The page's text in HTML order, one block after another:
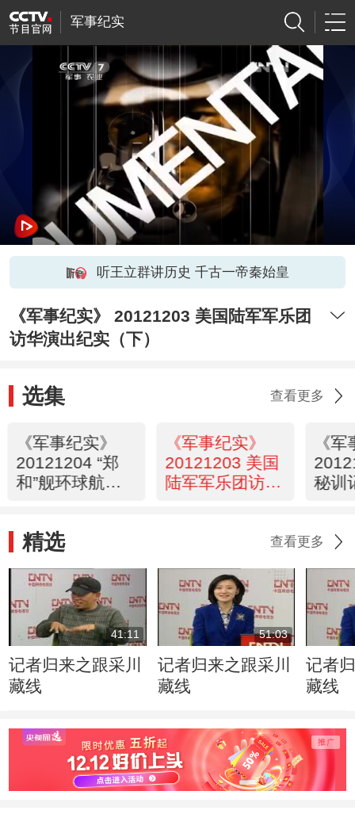
军事纪实
听王立群讲历史 千古一帝秦始皇
《军事纪实》 20121203 美国陆军军乐团
访华演出纪实（下）
选集 查看更多
《军事纪实》
20121204 “郑
和”舰环球航行
《军事纪实》
20121203 美国
陆军军乐团访华
《
秘训
精选 查看更多
41:11
记者归来之跟采川
藏线
51:03
记者归来之跟采川
藏线
记者
藏线